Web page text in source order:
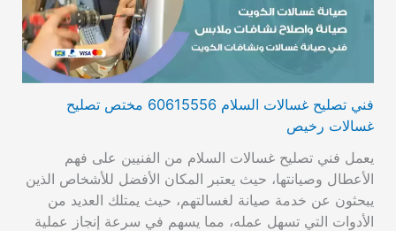
فني تصليح غسالات السلام 60615556 مختص تصليح
غسالات رخيص
يعمل فني تصليح غسالات السلام من الفنيين على فهم
الأعطال وصيانتها، حيث يعتبر المكان الأفضل للأشخاص الذين
يبحثون عن خدمة صيانة لغسالتهم، حيث يمتلك العديد من
الأدوات التي تسهل عمله، مما يسهم في سرعة إنجاز عملية